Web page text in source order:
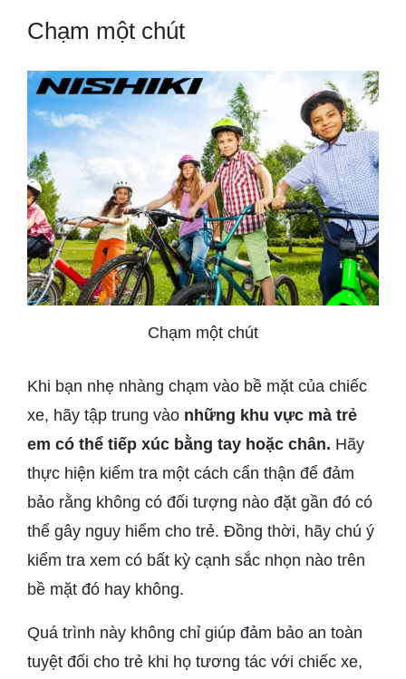
Chạm một chút
Chạm một chút
Khi bạn nhẹ nhàng chạm vào bề mặt của chiếc
xe, hãy tập trung vào những khu vực mà trẻ
em có thể tiếp xúc bằng tay hoặc chân. Hãy
thực hiện kiểm tra một cách cẩn thận để đảm
bảo rằng không có đối tượng nào đặt gần đó có
thể gây nguy hiểm cho trẻ. Đồng thời, hãy chú ý
kiểm tra xem có bất kỳ cạnh sắc nhọn nào trên
bề mặt đó hay không.
Quá trình này không chỉ giúp đảm bảo an toàn
tuyệt đối cho trẻ khi họ tương tác với chiếc xe,